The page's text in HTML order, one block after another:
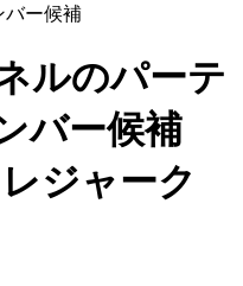
バー候補
ルのパーテ
バー候補
ジャーク